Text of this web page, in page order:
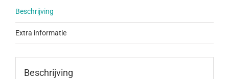
Beschrijving
Extra informatie
Beschrijving